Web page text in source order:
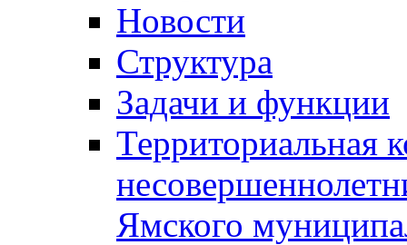
Новости
Структура
Задачи и функции
Территориальная
Ямского